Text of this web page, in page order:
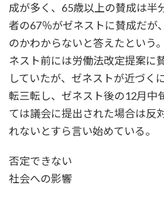
成が多く、65歳以上の賛成は半
者の67％がゼネストに賛成だが
のかわからないと答えたという
ネスト前には労働法改定提案に
していたが、ゼネストが近づく
転三転し、ゼネスト後の12月中
ては議会に提出された場合は反
れないとすら言い始めている。
否定できない
社会への影響